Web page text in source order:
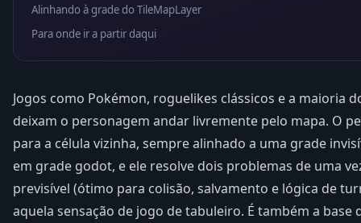
Alinhando à grade do TileMapLayer
Para onde ir a partir daqui
Jogos como Pokémon, roguelikes clássicos e a maioria
deixam o personagem andar livremente pelo mapa. O
para a célula vizinha, sempre alinhado a uma grade
em grade godot, e ele resolve dois problemas de uma
previsível (ótimo para colisão, salvamento e lógica de
aquela sensação de jogo de tabuleiro. É também a base